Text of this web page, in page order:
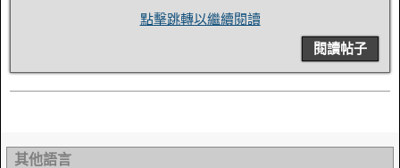
點擊跳轉以繼續閱讀
閱讀帖子
其他語言